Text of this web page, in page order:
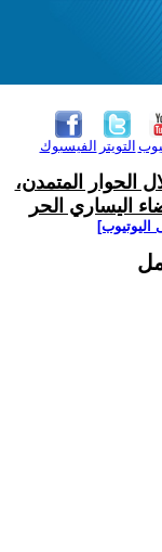
الفيسبوك التويتر
الحوار المتمدن،
اليساري الحر